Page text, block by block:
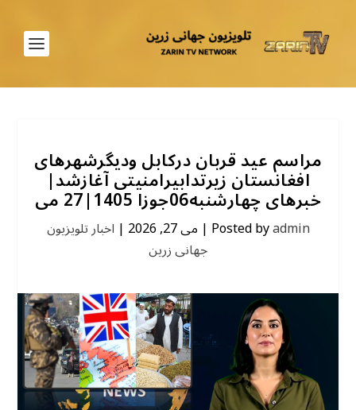
مراسم عید قربان درکابل ودیگرشهرهای
افغانستان زیرتدابیرامنیتی آغازشد|
خبرهای چهارشنبه06جوزا 1405|27 می
Posted byadmin
| می 27, 2026 | اخبار تلویزیون
جهانی زرین